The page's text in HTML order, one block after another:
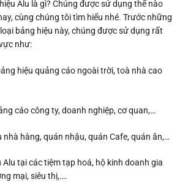
Alu là gì? Chúng được sử dụng thế nào
cùng chúng tôi tìm hiểu nhé. Trước những
bảng hiệu này, chúng được sử dụng rất
như:
hiệu quảng cáo ngoài trời, toà nhà cao
cáo công ty, doanh nghiệp, cơ quan,…
nhà hàng, quán nhậu, quán Cafe, quán ăn,…
Alu tại các tiệm tạp hoá, hộ kinh doanh gia
mại, siêu thị,….